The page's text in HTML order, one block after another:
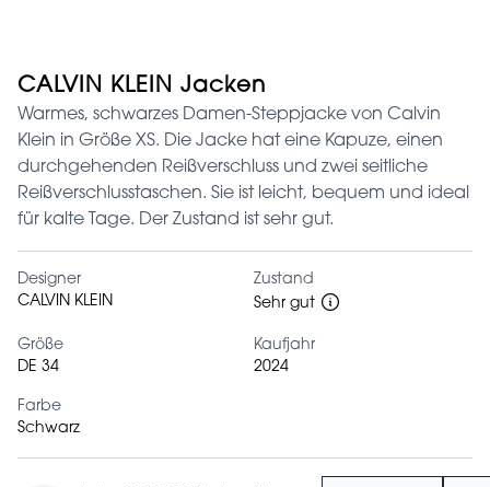
CALVIN KLEIN Jacken
Warmes, schwarzes Damen-Steppjacke von Calvin
Klein in Größe XS. Die Jacke hat eine Kapuze, einen
durchgehenden Reißverschluss und zwei seitliche
Reißverschlusstaschen. Sie ist leicht, bequem und ideal
für kalte Tage. Der Zustand ist sehr gut.
Designer
CALVIN KLEIN
Zustand
Sehr gut
Größe
DE 34
Kaufjahr
2024
Farbe
Schwarz